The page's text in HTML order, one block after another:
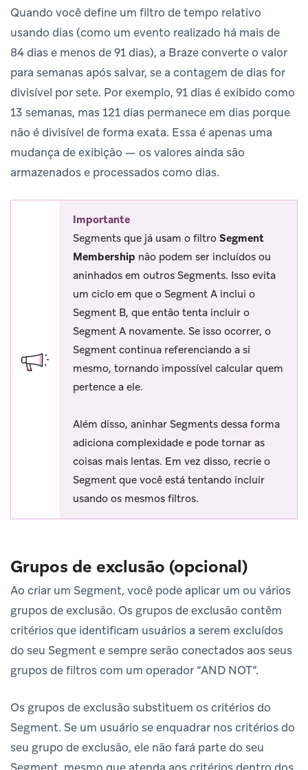
Quando você define um filtro de tempo relativo
usando dias (como um evento realizado há mais de
84 dias e menos de 91 dias), a Braze converte o valor
para semanas após salvar, se a contagem de dias for
divisível por sete. Por exemplo, 91 dias é exibido como
13 semanas, mas 121 dias permanece em dias porque
não é divisível de forma exata. Essa é apenas uma
mudança de exibição — os valores ainda são
armazenados e processados como dias.
Importante
Segments que já usam o filtro Segment
Membership não podem ser incluídos ou
aninhados em outros Segments. Isso evita
um ciclo em que o Segment A inclui o
Segment B, que então tenta incluir o
Segment A novamente. Se isso ocorrer, o
Segment continua referenciando a si
mesmo, tornando impossível calcular quem
pertence a ele.
Além disso, aninhar Segments dessa forma
adiciona complexidade e pode tornar as
coisas mais lentas. Em vez disso, recrie o
Segment que você está tentando incluir
usando os mesmos filtros.
Grupos de exclusão (opcional)
Ao criar um Segment, você pode aplicar um ou vários
grupos de exclusão. Os grupos de exclusão contêm
critérios que identificam usuários a serem excluídos
do seu Segment e sempre serão conectados aos seus
grupos de filtros com um operador “AND NOT”.
Os grupos de exclusão substituem os critérios do
Segment. Se um usuário se enquadrar nos critérios do
seu grupo de exclusão, ele não fará parte do seu